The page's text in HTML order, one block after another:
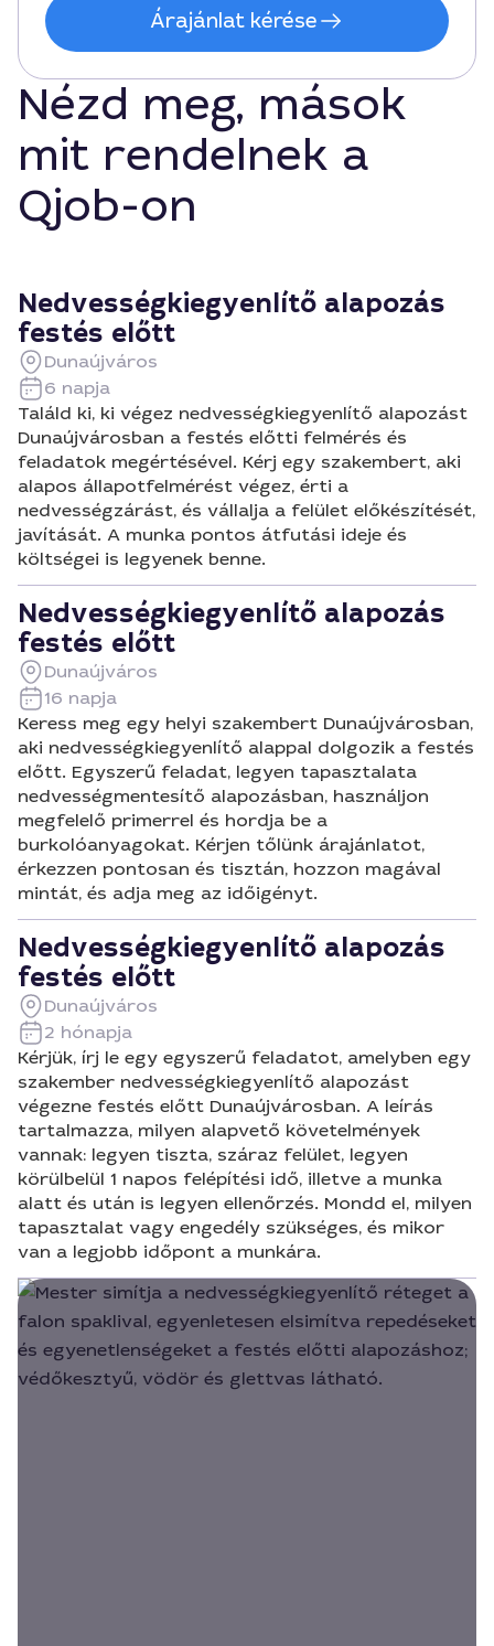
Árajánlat kérése
Nézd meg, mások
mit rendelnek a
Qjob-on
Nedvességkiegyenlítő alapozás
festés előtt
Dunaújváros
6 napja
Találd ki, ki végez nedvességkiegyenlítő alapozást
Dunaújvárosban a festés előtti felmérés és
feladatok megértésével. Kérj egy szakembert, aki
alapos állapotfelmérést végez, érti a
nedvességzárást, és vállalja a felület előkészítését,
javítását. A munka pontos átfutási ideje és
költségei is legyenek benne.
Nedvességkiegyenlítő alapozás
festés előtt
Dunaújváros
16 napja
Keress meg egy helyi szakembert Dunaújvárosban,
aki nedvességkiegyenlítő alappal dolgozik a festés
előtt. Egyszerű feladat, legyen tapasztalata
nedvességmentesítő alapozásban, használjon
megfelelő primerrel és hordja be a
burkolóanyagokat. Kérjen tőlünk árajánlatot,
érkezzen pontosan és tisztán, hozzon magával
mintát, és adja meg az időigényt.
Nedvességkiegyenlítő alapozás
festés előtt
Dunaújváros
2 hónapja
Kérjük, írj le egy egyszerű feladatot, amelyben egy
szakember nedvességkiegyenlítő alapozást
végezne festés előtt Dunaújvárosban. A leírás
tartalmazza, milyen alapvető követelmények
vannak: legyen tiszta, száraz felület, legyen
körülbelül 1 napos felépítési idő, illetve a munka
alatt és után is legyen ellenőrzés. Mondd el, milyen
tapasztalat vagy engedély szükséges, és mikor
van a legjobb időpont a munkára.